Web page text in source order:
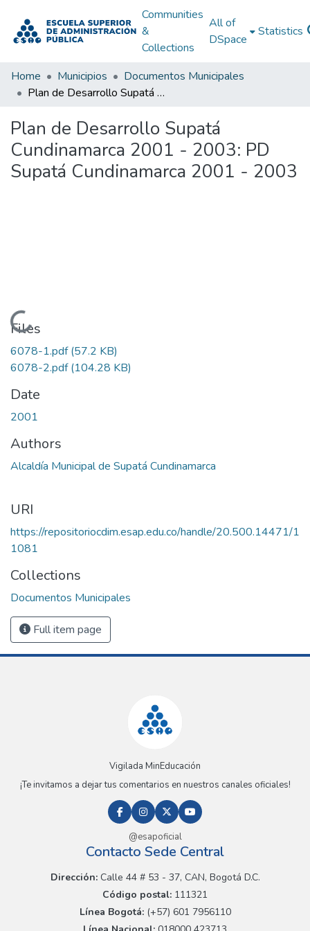
Communities
&
Collections
All of
DSpace
Statistics
Home Municipios
Documentos Municipales
Plan de Desarrollo Supatá Cundinamarca 2001 - 2003: PD Supatá Cundinamarca 2001 - 2003
Plan de Desarrollo Supatá
Cundinamarca 2001 - 2003: PD
Supatá Cundinamarca 2001 - 2003
Loading...
Files
6078-1.pdf(57.2 KB)
6078-2.pdf(104.28 KB)
Date
2001
Authors
Alcaldía Municipal de Supatá Cundinamarca
URI
https://repositoriocdim.esap.edu.co/handle/20.500.14471/1
1081
Collections
Documentos Municipales
Full item page
Vigilada MinEducación
¡Te invitamos a dejar tus comentarios en nuestros canales oficiales!
@esapoficial
Contacto Sede Central
Dirección:Calle 44 # 53 - 37, CAN, Bogotá D.C.
Código postal: 111321
Línea Bogotá:(+57) 601 7956110